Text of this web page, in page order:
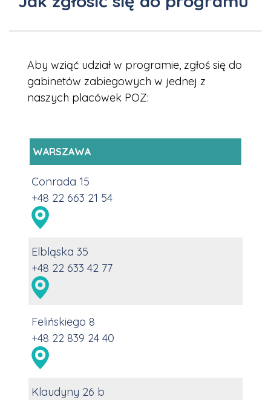
Aby wziąć udział w programie, zgłoś się do
gabinetów zabiegowych w jednej z
naszych placówek POZ:
WARSZAWA
Conrada 15
+48 22 663 21 54
Elbląska 35
+48 22 633 42 77
Felińskiego 8
+48 22 839 24 40
Klaudyny 26 b